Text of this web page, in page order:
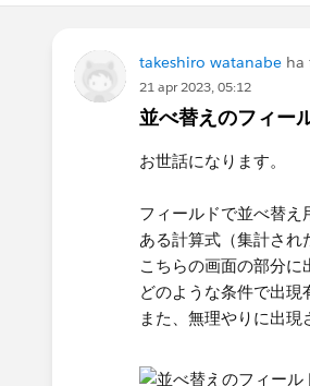
takeshiro watanabe ha
21 apr 2023, 05:12
並べ替えのフィー
お世話になります。
フィールドで並べ替え
ある計算式（集計され
こちらの画面の部分に
どのような条件で出現
また、無理やりに​出現